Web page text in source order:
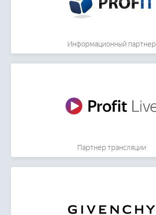
Информационный партнер
Партнер трансляции